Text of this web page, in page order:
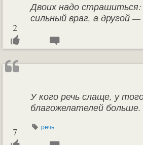
Двоих надо
сильный враг, а другой —
2
У кого речь слаще, у
благожелателей больше.
речь
7